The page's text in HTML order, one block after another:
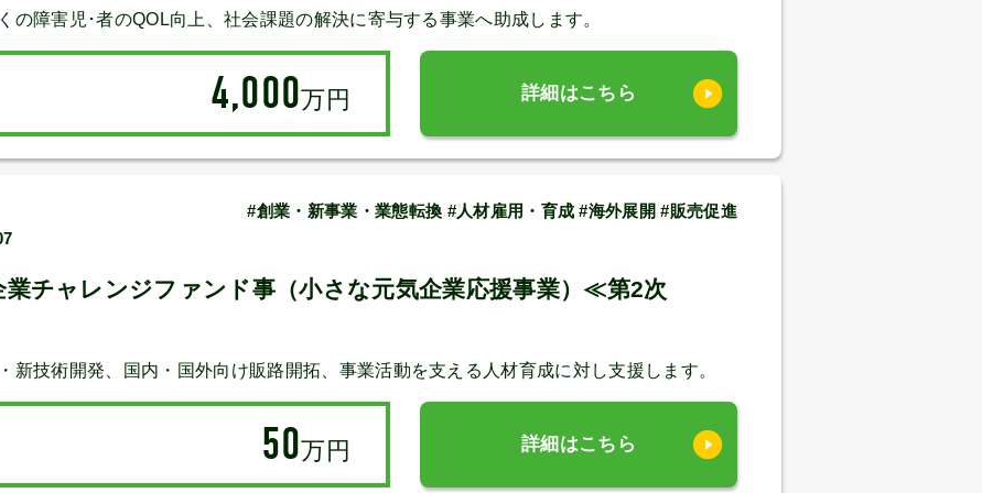
の障害児･者のQOL向上、社会課題の解決に寄与する事業へ助成します。
4,000万円 詳細はこちら
#創業・新事業・業態転換 #人材雇用・育成 #海外展開 #販売促進
業チャレンジファンド事（小さな元気企業応援事業）≪第2次
新技術開発、国内・国外向け販路開拓、事業活動を支える人材育成に対し支援します。
50万円 詳細はこちら